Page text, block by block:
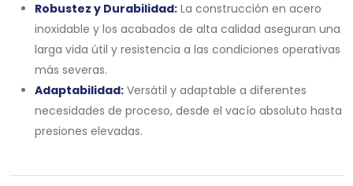
Robustez y Durabilidad: La construcción en acero
inoxidable y los acabados de alta calidad aseguran una
larga vida útil y resistencia a las condiciones operativas
más severas.
Adaptabilidad: Versátil y adaptable a diferentes
necesidades de proceso, desde el vacío absoluto hasta
presiones elevadas.